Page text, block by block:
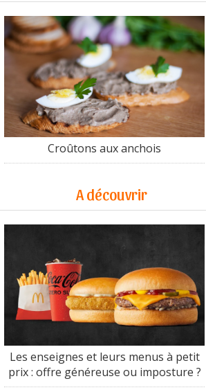
Croûtons aux anchois
A découvrir
Les enseignes et leurs menus à petit
prix : offre généreuse ou imposture ?